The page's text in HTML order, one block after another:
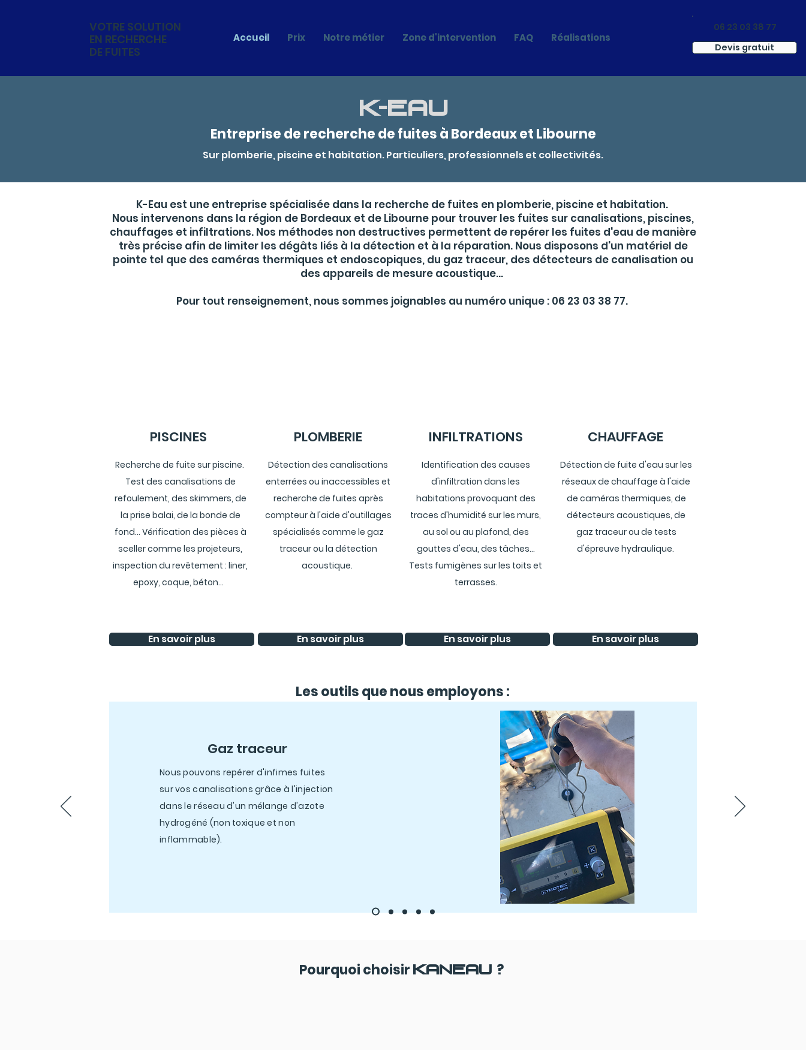
VOTRE SOLUTION
EN RECHERCHE
DE FUITES
06 23 03 38 77
Devis gratuit
Accueil Prix Notre métier Zone d'intervention FAQ Réalisations
K-EAU
Entreprise de recherche de fuites à Bordeaux et Libourne
Sur plomberie, piscine et habitation. Particuliers, professionnels et collectivités.
K-Eau est une entreprise spécialisée dans la recherche de fuites en plomberie, piscine et habitation.
Nous intervenons dans la région de Bordeaux et de Libourne pour trouver les fuites sur canalisations, piscines,
chauffages et infiltrations. Nos méthodes non destructives permettent de repérer les fuites d'eau de manière
très précise afin de limiter les dégâts liés à la détection et à la réparation. Nous disposons d'un matériel de
pointe tel que des caméras thermiques et endoscopiques, du gaz traceur, des détecteurs de canalisation ou
des appareils de mesure acoustique...
Pour tout renseignement, nous sommes joignables au numéro unique : 06 23 03 38 77.
Recherche de fuite sur piscine.
Test des canalisations de
refoulement, des skimmers, de
la prise balai, de la bonde de
fond... Vérification des pièces à
sceller comme les projeteurs,
inspection du revêtement : liner,
epoxy, coque, béton...
PISCINES PLOMBERIE
Détection des canalisations
enterrées ou inaccessibles et
recherche de fuites après
compteur à l'aide d'outillages
spécialisés comme le gaz
traceur ou la détection
acoustique.
INFILTRATIONS
Identification des causes
d'infiltration dans les
habitations provoquant des
traces d'humidité sur les murs,
au sol ou au plafond, des
gouttes d'eau, des tâches...
Tests fumigènes sur les toits et
terrasses.
CHAUFFAGE
Détection de fuite d'eau sur les
réseaux de chauffage à l'aide
de caméras thermiques, de
détecteurs acoustiques, de
gaz traceur ou de tests
d'épreuve hydraulique.
En savoir plus En savoir plus En savoir plus En savoir plus
Les outils que nous employons :
Gaz traceur
Nous pouvons repérer d'infimes fuites
sur vos canalisations grâce à l'injection
dans le réseau d'un mélange d'azote
hydrogéné (non toxique et non
inflammable).
Pourquoi choisir KANEAU ?